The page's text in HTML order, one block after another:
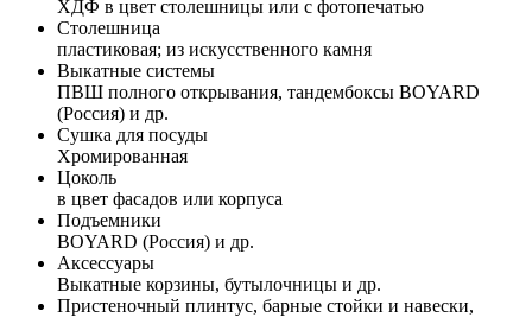
ХДФ в цвет столешницы или с фотопечатью
Столешница
пластиковая; из искусственного камня
Выкатные системы
ПВШ полного открывания, тандембоксы BOYARD
(Россия) и др.
Сушка для посуды
Хромированная
Цоколь
в цвет фасадов или корпуса
Подъемники
BOYARD (Россия) и др.
Аксессуары
Выкатные корзины, бутылочницы и др.
Пристеночный плинтус, барные стойки и навески,